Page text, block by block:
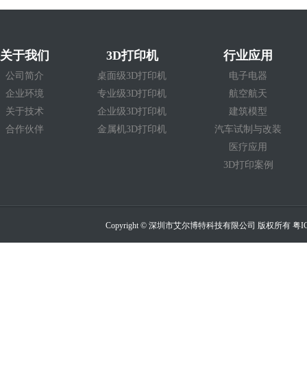
关于我们
公司简介
企业环境
关于技术
合作伙伴
3D打印机
桌面级3D打印机
专业级3D打印机
企业级3D打印机
金属机3D打印机
行业应用
电子电器
航空航天
建筑模型
汽车试制与改装
医疗应用
3D打印案例
Copyright © 深圳市艾尔博特科技有限公司 版权所有 粤